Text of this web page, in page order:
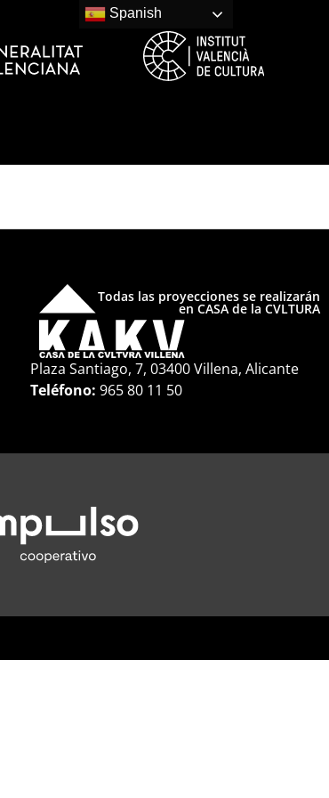
Todas las proyecciones se realizarán
en CASA de la CVLTURA
Plaza Santiago, 7, 03400 Villena, Alicante
Teléfono: 965 80 11 50
Spanish